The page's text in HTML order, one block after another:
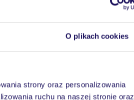
O plikach cookies
strony oraz personalizowania
ruchu na naszej stronie oraz
na
10 000 hoteli w ponad 50
Ważne informacje